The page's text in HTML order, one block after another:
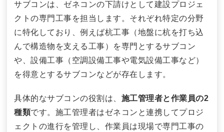
サブコンは、ゼネコンの下請けとして建設プロジェ
クトの専門工事を担当します。それぞれ特定の分野
に特化しており、例えば杭工事（地盤に杭を打ち込
んで構造物を支える工事）を専門とするサブコン
や、設備工事（空調設備工事や電気設備工事など）
を得意とするサブコンなどが存在します。
具体的なサブコンの役割は、 施工管理者と作業員の2
種類です。施工管理者はゼネコンと連携してプロジ
ェクトの進行を管理し、作業員は現場で専門工事の